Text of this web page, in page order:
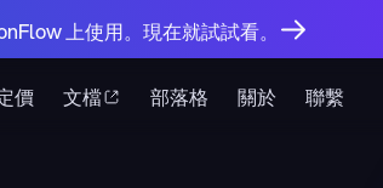
價 文檔 部落格 關於 聯繫
上使用。現在就試試看。